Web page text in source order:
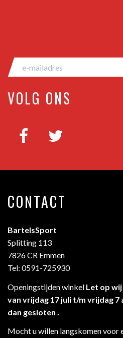
VOLG ONS
CONTACT
BartelsSport
Splitting 113
7826 CR Emmen
Tel: 0591-725930
Openingstijden winkel Let op
van vrijdag 17 juli t/m vrijdag 7
dan gesloten .
Mocht u willen langskomen voor